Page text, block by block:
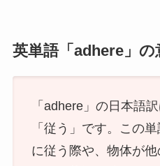
英単語「adhere」の
「adhere」の日本語
「従う」です。この
に従う際や、物体が